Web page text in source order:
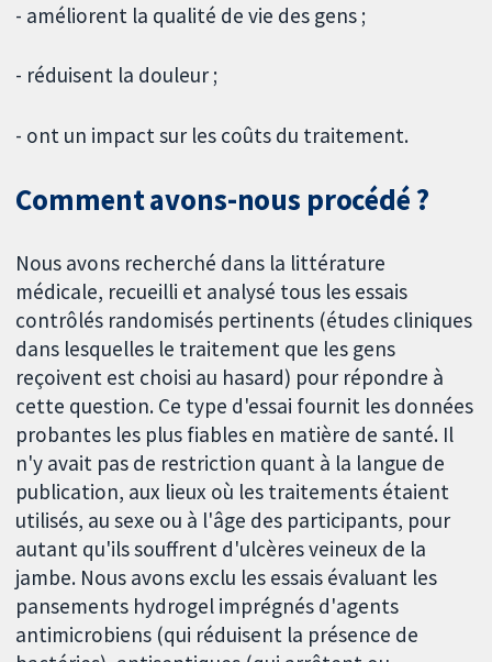
- améliorent la qualité de vie des gens ;
- réduisent la douleur ;
- ont un impact sur les coûts du traitement.
Comment avons-nous procédé ?
Nous avons recherché dans la littérature
médicale, recueilli et analysé tous les essais
contrôlés randomisés pertinents (études cliniques
dans lesquelles le traitement que les gens
reçoivent est choisi au hasard) pour répondre à
cette question. Ce type d'essai fournit les données
probantes les plus fiables en matière de santé. Il
n'y avait pas de restriction quant à la langue de
publication, aux lieux où les traitements étaient
utilisés, au sexe ou à l'âge des participants, pour
autant qu'ils souffrent d'ulcères veineux de la
jambe. Nous avons exclu les essais évaluant les
pansements hydrogel imprégnés d'agents
antimicrobiens (qui réduisent la présence de